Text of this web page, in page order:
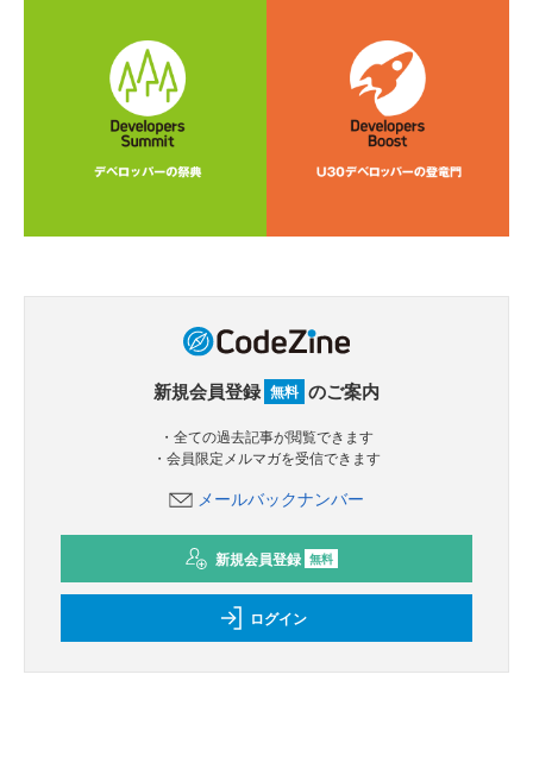
新規会員登録 無料 のご案内
・全ての過去記事が閲覧できます
・会員限定メルマガを受信できます
メールバックナンバー
新規会員登録 無料
ログイン